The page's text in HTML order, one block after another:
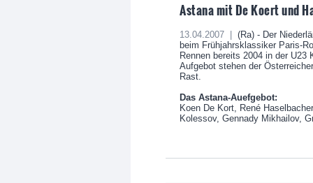
Astana mit De Koert und
13.04.2007 |
(Ra) - Der
beim Frühjahrsklassiker Paris-
Rennen bereits 2004 in der U23
Aufgebot stehen der
Rast.
Das Astana-Auefgebot:
Koen De Kort, René
Kolessov, Gennady Mikhailov,